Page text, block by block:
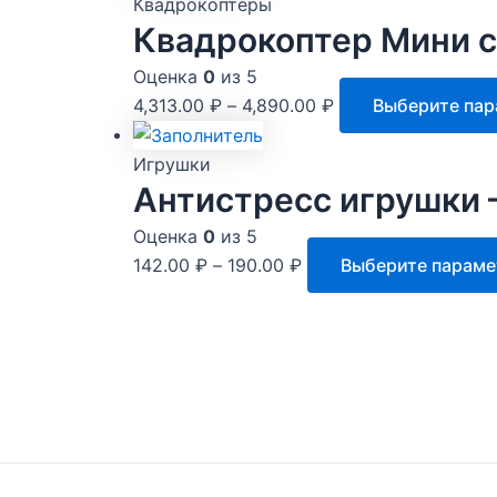
Квадрокоптер Мини
Оценка 0 из 5
4,313.00 ₽ – 4,890.00 ₽ Выберите
Игрушки
Антистресс
Оценка 0 из 5
142.00 ₽ – 190.00 ₽ Выберите